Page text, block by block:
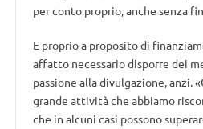
per conto proprio, anche senza
E proprio a proposito di
affatto necessario disporre dei
passione alla divulgazione, anzi.
grande attività che abbiamo
che in alcuni casi possono